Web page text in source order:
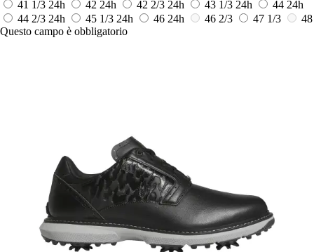
41 1/3 24h 42 24h 42 2/3 24h 43 1/3 24h 44 24h
44 2/3 24h 45 1/3 24h 46 24h 46 2/3 47 1/3
48
Questo campo è obbligatorio